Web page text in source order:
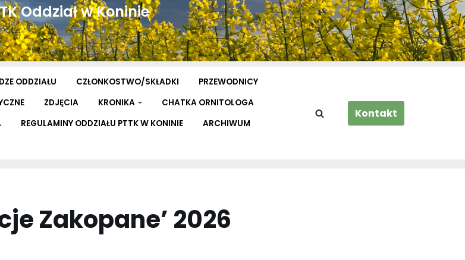
Oddział w Koninie
ODDZIAŁU CZŁONKOSTWO/SKŁADKI
PRZEWODNICY
ZDJĘCIA KRONIKA
CHATKA ORNITOLOGA
REGULAMINY ODDZIAŁU PTTK W KONINIE
ARCHIWUM
Kontakt
Zakopane’ 2026